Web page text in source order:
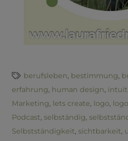
berufsleben, bestimmung,
erfahrung, human design,
Marketing, lets create, logo,
Podcast, selbständig,
Selbstständigkeit, sichtbarkeit,